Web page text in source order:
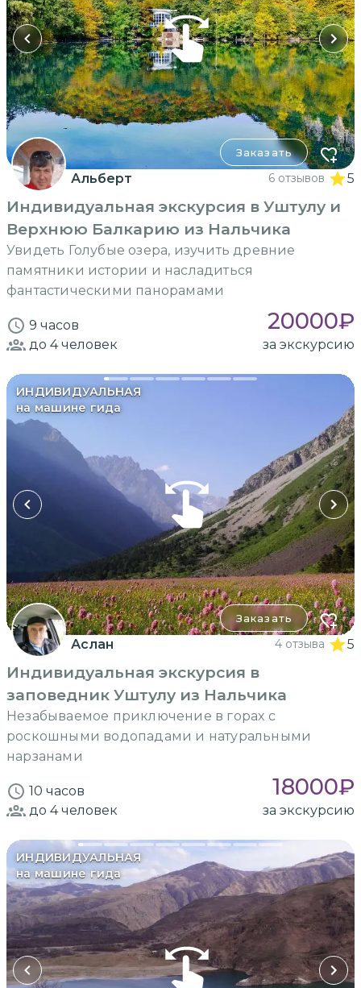
Заказать
Альберт 6 отзывов 5
Индивидуальная экскурсия в Уштулу и
Верхнюю Балкарию из Нальчика
Увидеть Голубые озера, изучить древние
памятники истории и насладиться
фантастическими панорамами
9 часов 20000₽
до 4человек за экскурсию
ИНДИВИДУАЛЬНАЯ
на машине гида
Заказать
Аслан 4 отзыва 5
Индивидуальная экскурсия в
заповедник Уштулу из Нальчика
Незабываемое приключение в горах с
роскошными водопадами и натуральными
нарзанами
10 часов 18000₽
до 4человек за экскурсию
ИНДИВИДУАЛЬНАЯ
на машине гида